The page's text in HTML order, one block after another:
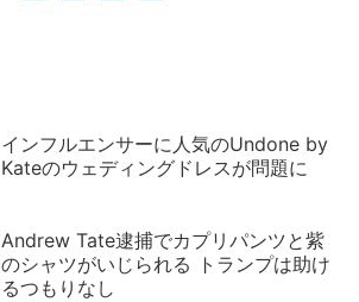
インフルエンサーに人気のUndone by
Kateのウェディングドレスが問題に
Andrew Tate逮捕でカプリパンツと紫
のシャツがいじられる トランプは助け
るつもりなし